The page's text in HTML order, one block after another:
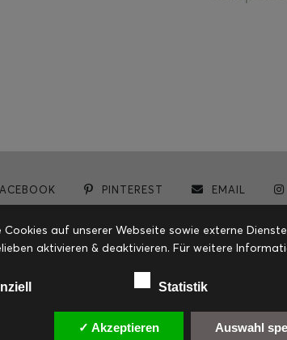
PINTEREST EMAIL
auf unserer Webseite sowie externe
aktivieren & deaktivieren. Für weitere
Statistik
✓ Akzeptieren Auswahl